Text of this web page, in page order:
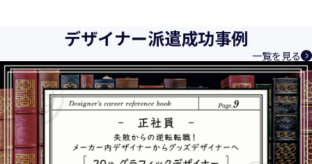
様、お取引先関係者の個人情報及び特定個人情報などを、人
材派遣サービス、人材紹介サービス、請負サービス、その
他、利用者の皆さまの「活躍の場の創造」と「就業の機会の
創出」に利用しています。また、従業者の情報及び特定個人
情報などを従業者管理に利用します。これらから当社にとっ
て個人情報及び特定個人情報の保護が重大な責務であると同
時に、個人情報などの保護を徹底することは企業の社会的責
務と認識しております。そこで、個人情報保護理念と自ら定
めた行動規範に基づき、社会的使命を十分に認識し、本人の
デザイナー派遣成功事例
一覧を見る